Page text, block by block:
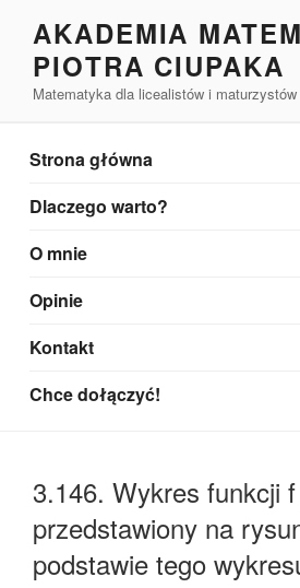
treści
AKADEMIA
PIOTRA CIUPAKA
Matematyka dla licealistów i maturzystów
Strona główna
Dlaczego warto?
O mnie
Opinie
Kontakt
Chce dołączyć!
3.146. Wykres funkcji
przedstawiony na
podstawie tego